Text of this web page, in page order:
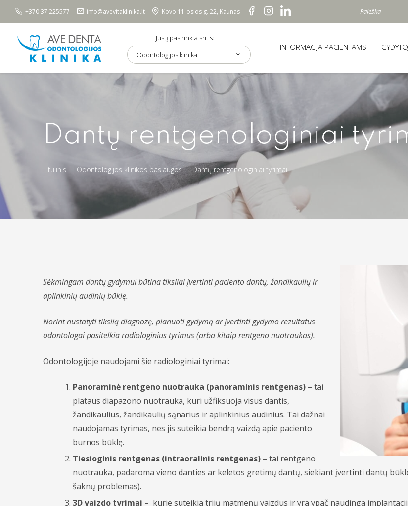
+370 37 225577 info@avevitaklinika.lt Kovo 11-osios g. 22, Kaunas
Jūsų pasirinkta sritis:
Odontologijos klinika
INFORMACIJA PACIENTAMS
Dantų rentgenologiniai
Titulinis Odontologijos klinikos paslaugos Dantų rentgenologiniai tyrimai
Sėkmingam dantų gydymui būtina tiksliai įvertinti paciento dantų, žandikaulių ir
aplinkinių audinių būklę.
Norint nustatyti tikslią diagnozę, planuoti gydymą ar įvertinti gydymo rezultatus
odontologai pasitelkia radiologinius tyrimus (arba kitaip rentgeno nuotraukas).
Odontologijoje naudojami šie radiologiniai tyrimai:
Panoraminė rentgeno nuotrauka (panoraminis rentgenas) – tai
plataus diapazono nuotrauka, kuri užfiksuoja visus dantis,
žandikaulius, žandikaulių sąnarius ir aplinkinius audinius. Tai dažnai
naudojamas tyrimas, nes jis suteikia bendrą vaizdą apie paciento
burnos būklę.
Tiesioginis rentgenas (intraoralinis rentgenas) – tai rentgeno
nuotrauka, padaroma vieno danties ar keletos gretimų dantų, siekiant įvertinti dantų
šaknų problemas).
3D vaizdo tyrimai – kurie suteikia trijų matmenų vaizdus ir yra ypač naudinga